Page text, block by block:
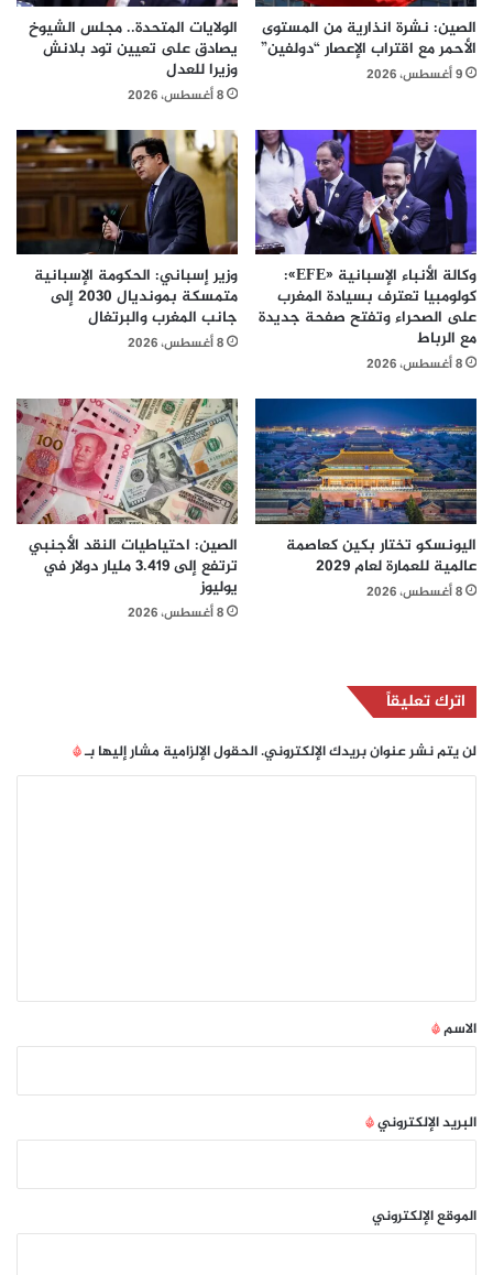
الصين: نشرة انذارية من المستوى
الأحمر مع اقتراب الإعصار “دولفين”
9 أغسطس، 2026
الولايات المتحدة.. مجلس الشيوخ
يصادق على تعيين تود بلانش
وزيرا للعدل
8 أغسطس، 2026
وكالة الأنباء الإسبانية «EFE»:
كولومبيا تعترف بسيادة المغرب
على الصحراء وتفتح صفحة جديدة
مع الرباط
8 أغسطس، 2026
وزير إسباني: الحكومة الإسبانية
متمسكة بمونديال 2030 إلى
جانب المغرب والبرتغال
8 أغسطس، 2026
اليونسكو تختار بكين كعاصمة
عالمية للعمارة لعام 2029
8 أغسطس، 2026
الصين: احتياطيات النقد الأجنبي
ترتفع إلى 3.419 مليار دولار في
يوليوز
8 أغسطس، 2026
اترك تعليقاً
لن يتم نشر عنوان بريدك الإلكتروني.الحقول الإلزامية مشار إليها بـ*
*
الاسم*
البريد الإلكتروني*
الموقع الإلكتروني